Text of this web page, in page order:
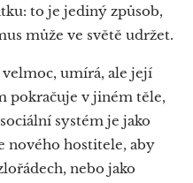
to je jediný způsob,
může ve světě udržet.
umírá, ale její
pokračuje v jiném těle,
systém je jako
nového hostitele, aby
nebo jako